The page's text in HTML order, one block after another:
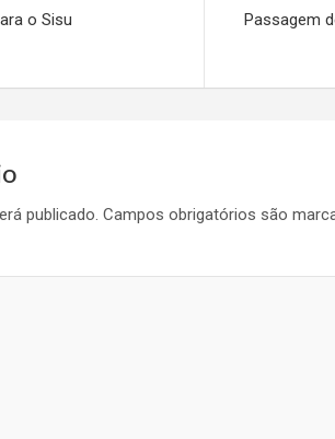
o Sisu
Passagem
publicado. Campos obrigatórios são